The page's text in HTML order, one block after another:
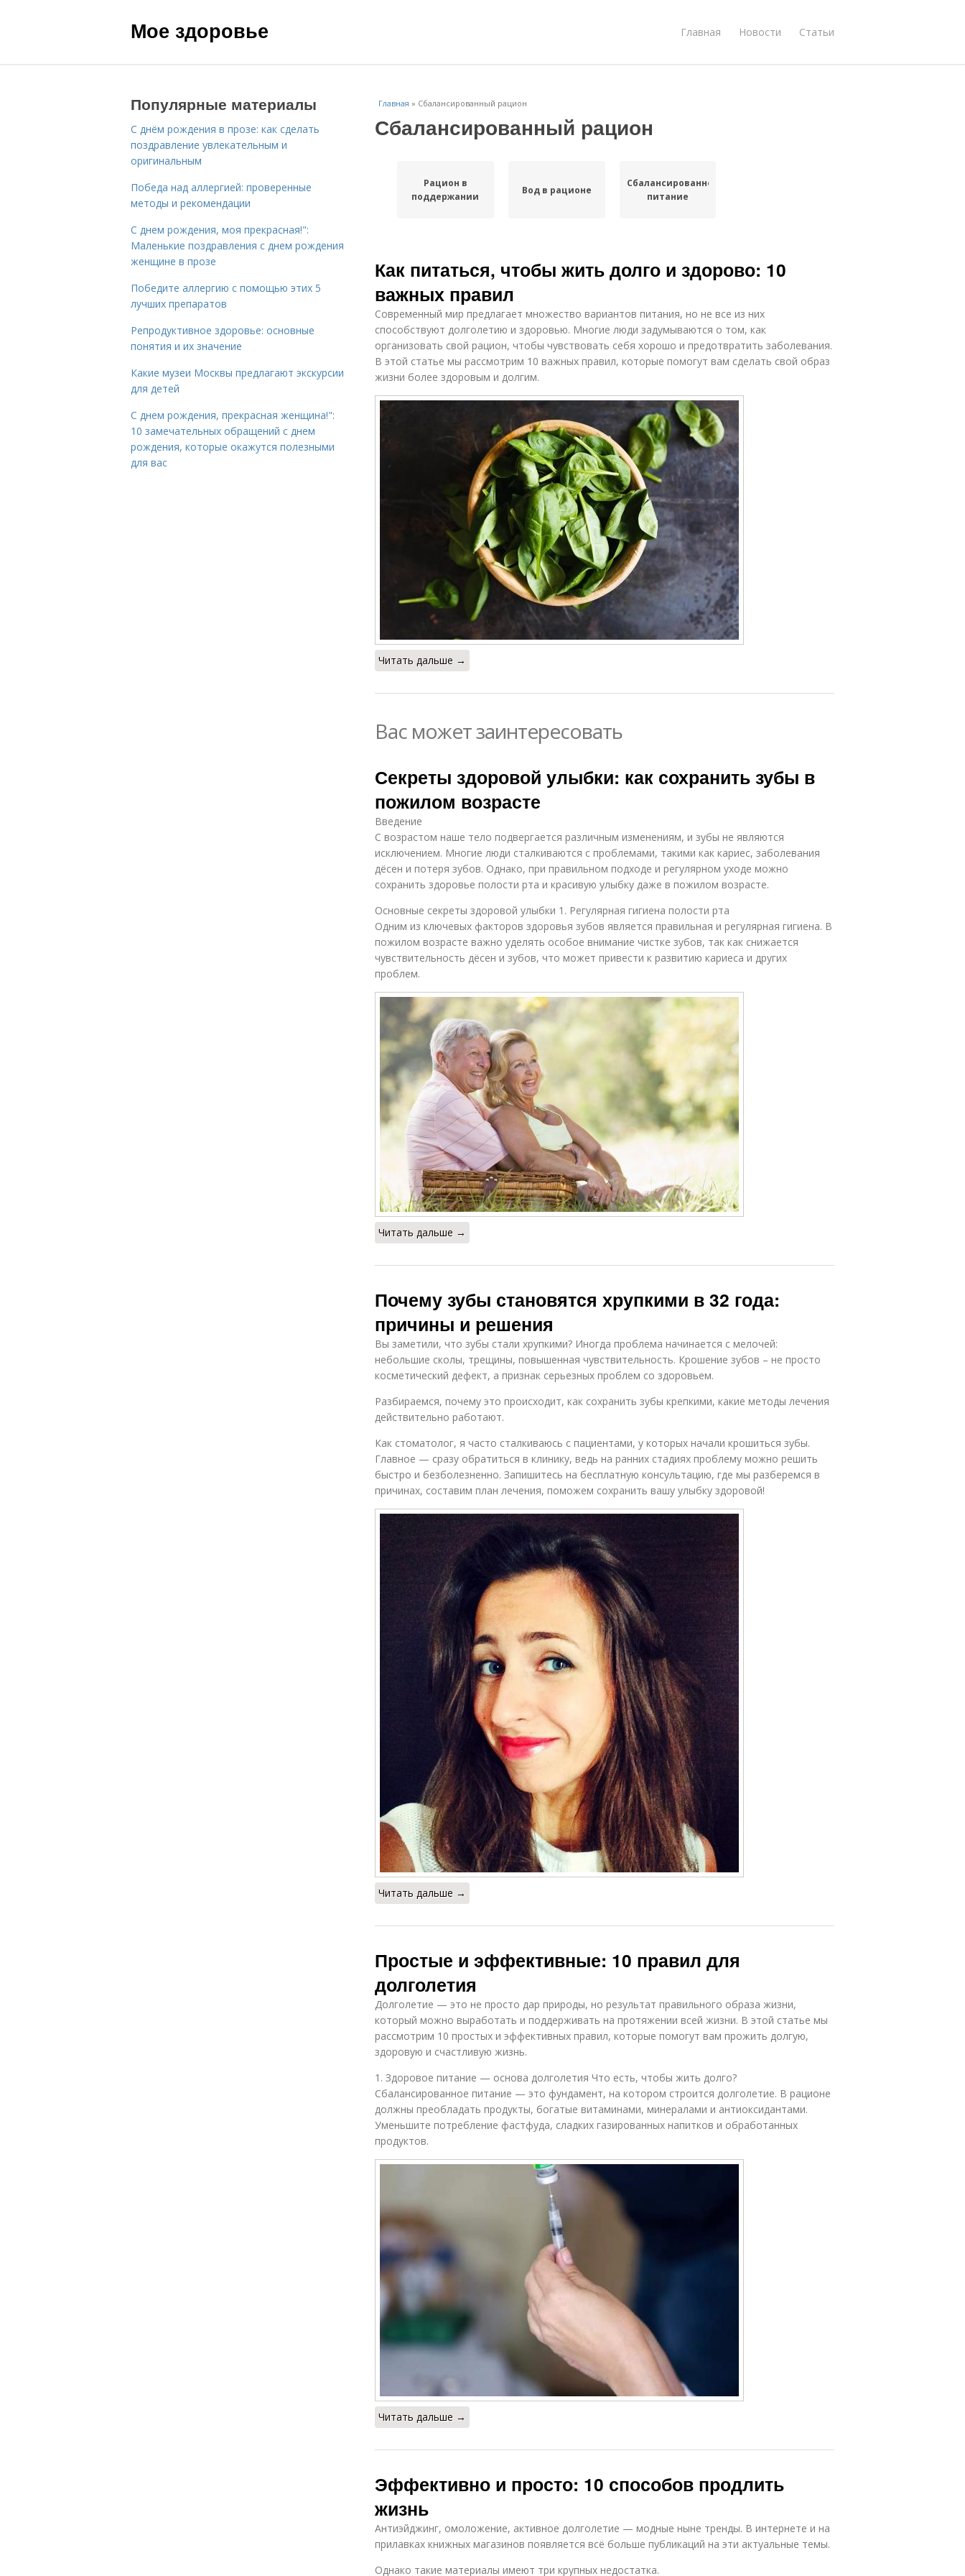
Мое здоровье Главная Новости Статьи
Главная » Сбалансированный рацион
Сбалансированный рацион
Рацион в
поддержании
Вод в рационе
Сбалансированное
питание
Как питаться, чтобы жить долго и здорово: 10
важных правил
Современный мир предлагает множество вариантов питания, но не все из них
способствуют долголетию и здоровью. Многие люди задумываются о том, как
организовать свой рацион, чтобы чувствовать себя хорошо и предотвратить заболевания.
В этой статье мы рассмотрим 10 важных правил, которые помогут вам сделать свой образ
жизни более здоровым и долгим.
Читать дальше →
Вас может заинтересовать
Секреты здоровой улыбки: как сохранить зубы в
пожилом возрасте
Введение
С возрастом наше тело подвергается различным изменениям, и зубы не являются
исключением. Многие люди сталкиваются с проблемами, такими как кариес, заболевания
дёсен и потеря зубов. Однако, при правильном подходе и регулярном уходе можно
сохранить здоровье полости рта и красивую улыбку даже в пожилом возрасте.
Основные секреты здоровой улыбки 1. Регулярная гигиена полости рта
Одним из ключевых факторов здоровья зубов является правильная и регулярная гигиена. В
пожилом возрасте важно уделять особое внимание чистке зубов, так как снижается
чувствительность дёсен и зубов, что может привести к развитию кариеса и других
проблем.
Читать дальше →
Почему зубы становятся хрупкими в 32 года:
причины и решения
Вы заметили, что зубы стали хрупкими? Иногда проблема начинается с мелочей:
небольшие сколы, трещины, повышенная чувствительность. Крошение зубов – не просто
косметический дефект, а признак серьезных проблем со здоровьем.
Разбираемся, почему это происходит, как сохранить зубы крепкими, какие методы лечения
действительно работают.
Как стоматолог, я часто сталкиваюсь с пациентами, у которых начали крошиться зубы.
Главное — сразу обратиться в клинику, ведь на ранних стадиях проблему можно решить
быстро и безболезненно. Запишитесь на бесплатную консультацию, где мы разберемся в
причинах, составим план лечения, поможем сохранить вашу улыбку здоровой!
Читать дальше →
Простые и эффективные: 10 правил для
долголетия
Долголетие — это не просто дар природы, но результат правильного образа жизни,
который можно выработать и поддерживать на протяжении всей жизни. В этой статье мы
рассмотрим 10 простых и эффективных правил, которые помогут вам прожить долгую,
здоровую и счастливую жизнь.
1. Здоровое питание — основа долголетия Что есть, чтобы жить долго?
Сбалансированное питание — это фундамент, на котором строится долголетие. В рационе
должны преобладать продукты, богатые витаминами, минералами и антиоксидантами.
Уменьшите потребление фастфуда, сладких газированных напитков и обработанных
продуктов.
Читать дальше →
Эффективно и просто: 10 способов продлить
жизнь
Антиэйджинг, омоложение, активное долголетие — модные ныне тренды. В интернете и на
прилавках книжных магазинов появляется всё больше публикаций на эти актуальные темы.
Однако такие материалы имеют три крупных недостатка.
Популярные материалы
С днём рождения в прозе: как сделать
поздравление увлекательным и
оригинальным
Победа над аллергией: проверенные
методы и рекомендации
С днем рождения, моя прекрасная!":
Маленькие поздравления с днем рождения
женщине в прозе
Победите аллергию с помощью этих 5
лучших препаратов
Репродуктивное здоровье: основные
понятия и их значение
Какие музеи Москвы предлагают экскурсии
для детей
С днем рождения, прекрасная женщина!":
10 замечательных обращений с днем
рождения, которые окажутся полезными
для вас